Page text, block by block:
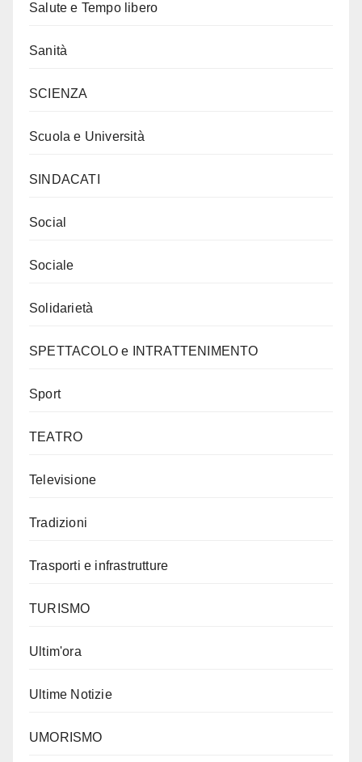
Salute e Tempo libero
Sanità
SCIENZA
Scuola e Università
SINDACATI
Social
Sociale
Solidarietà
SPETTACOLO e INTRATTENIMENTO
Sport
TEATRO
Televisione
Tradizioni
Trasporti e infrastrutture
TURISMO
Ultim'ora
Ultime Notizie
UMORISMO